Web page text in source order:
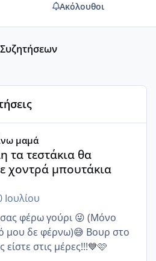
Ακόλουθοι
μαμά
τα τεστάκια θα
χοντρά μπουτάκια
Ιουλίου
φέρω γούρι 😜 (Μόνο
μου δε φέρνω)😅 Βουρ στο
στις μέρες!!!💙🩷